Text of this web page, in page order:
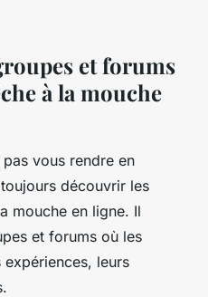
et forums
à la mouche
vous rendre en
découvrir les
mouche en ligne. Il
et forums où les
leurs